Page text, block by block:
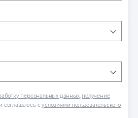
персональных данных, получение
и соглашаюсь сусловиями пользовательского